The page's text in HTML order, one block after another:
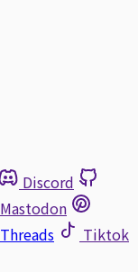
Discord
Mastodon
Threads
Tiktok